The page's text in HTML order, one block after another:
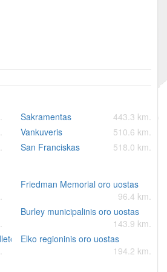
Sakramentas
443.3 km.
Vankuveris
510.6 km.
San Franciskas 518.0 km.
Friedman Memorial oro uostas
96.4 km.
Burley municipalinis oro uostas
143.9 km.
oro uostas
Elko regioninis oro uostas
194.2 km.